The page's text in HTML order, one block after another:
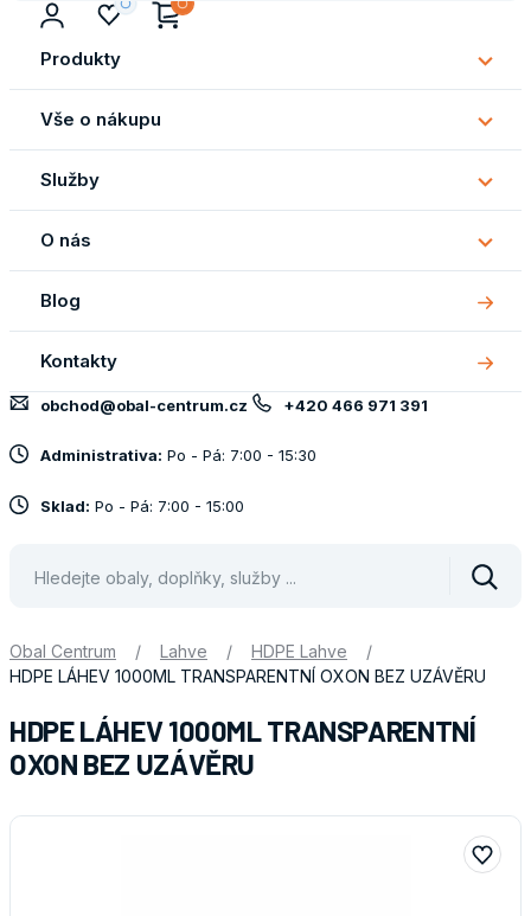
Produkty
Vše o nákupu
Vše
o
Služby
O nás
O
nás
Blog
Kontakty
obchod@obal-centrum.cz +420 466 971 391
Administrativa: Po - Pá: 7:00 - 15:30
Sklad: Po - Pá: 7:00 - 15:00
Obal Centrum / Lahve / HDPE Lahve
/
HDPE LÁHEV 1000ML TRANSPARENTNÍ OXON BEZ UZÁVĚRU
HDPE LÁHEV 1000ML TRANSPARENTNÍ
OXON BEZ UZÁVĚRU